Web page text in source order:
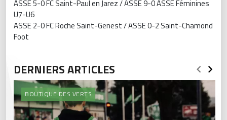
ASSE 5-0 FC Saint-Paul en Jarez / ASSE 9-0 ASSE Féminines
U7-U6
ASSE 2-0 FC Roche Saint-Genest / ASSE 0-2 Saint-Chamond
Foot
DERNIERS ARTICLES
BOUTIQUE DES VERTS